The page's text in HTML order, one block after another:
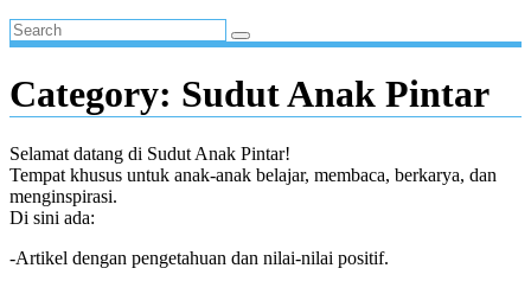
Category: Sudut Anak Pintar
Selamat datang di Sudut Anak Pintar!
Tempat khusus untuk anak-anak belajar, membaca, berkarya, dan
menginspirasi.
Di sini ada:
-Artikel dengan pengetahuan dan nilai-nilai positif.